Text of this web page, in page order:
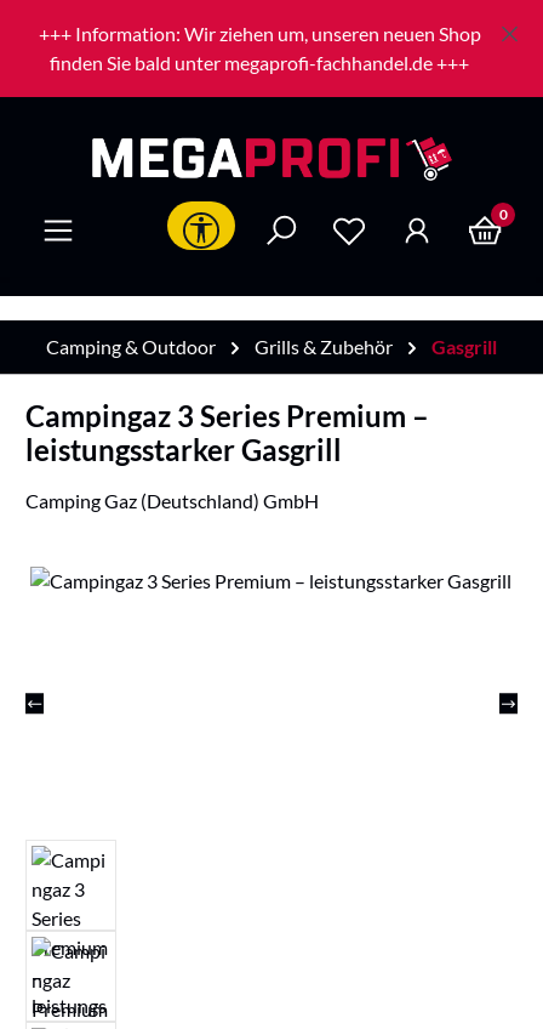
Zum Hauptinhalt springen
+++ Information: Wir ziehen um, unseren neuen Shop
finden Sie bald unter megaprofi-fachhandel.de +++
Werkzeugleiste anzeigen 0
Camping & Outdoor Grills & Zubehör Gasgrill
Campingaz 3 Series Premium –
leistungsstarker Gasgrill
Camping Gaz (Deutschland) GmbH
Bildergalerie überspringen